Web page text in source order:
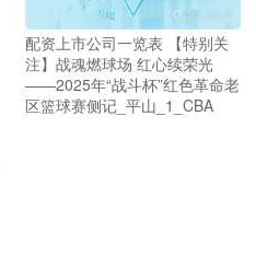
配资上市公司一览表 【特别关
注】战魂燃球场 红心续荣光
——2025年“战斗杯”红色革命老
区篮球赛侧记_平山_1_CBA